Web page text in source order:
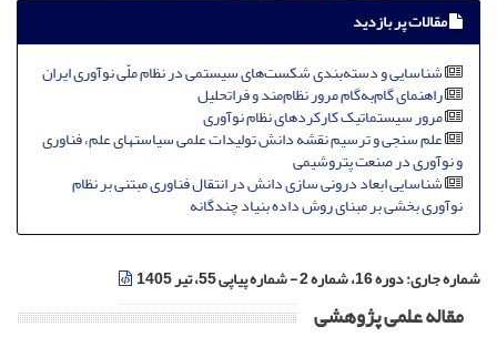
مقالات پر بازدید
شناسایی و دسته‌بندی شکست‌های سیستمی در نظام ملّی نوآوری ایران
راهنمای گام‌به‌گام مرور نظام‌مند و فراتحلیل
مرور سیستماتیک کارکردهای نظام نوآوری
علم سنجی و ترسیم نقشه دانش تولیدات علمی سیاستهای علم، فناوری
و نوآوری در صنعت پتروشیمی
شناسایی ابعاد درونی سازی دانش در انتقال فناوری مبتنی بر نظام
نوآوری بخشی بر مبنای روش داده بنیاد چندگانه
شماره جاری:دوره 16، شماره 2 - شماره پیاپی 55، تیر 1405
مقاله علمی پژوهشی